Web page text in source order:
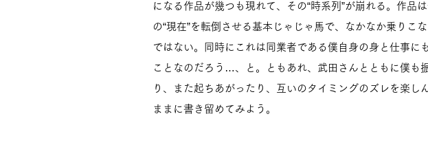
になる作品が幾つも現れて、その“時系列”が崩れる。作品
の“現在”を転倒させる基本じゃじゃ馬で、なかなか乗りこ
ではない。同時にこれは同業者である僕自身の身と仕事に
ことなのだろう…、と。ともあれ、武田さんとともに僕も
り、また起ちあがったり、互いのタイミングのズレを楽し
ままに書き留めてみよう。